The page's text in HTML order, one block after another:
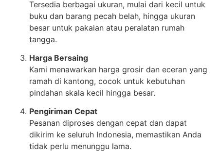
Tersedia berbagai ukuran, mulai dari kecil untuk
buku dan barang pecah belah, hingga ukuran
besar untuk pakaian atau peralatan rumah
tangga.
Harga Bersaing
Kami menawarkan harga grosir dan eceran yang
ramah di kantong, cocok untuk kebutuhan
pindahan skala kecil hingga besar.
Pengiriman Cepat
Pesanan diproses dengan cepat dan dapat
dikirim ke seluruh Indonesia, memastikan Anda
tidak perlu menunggu lama.